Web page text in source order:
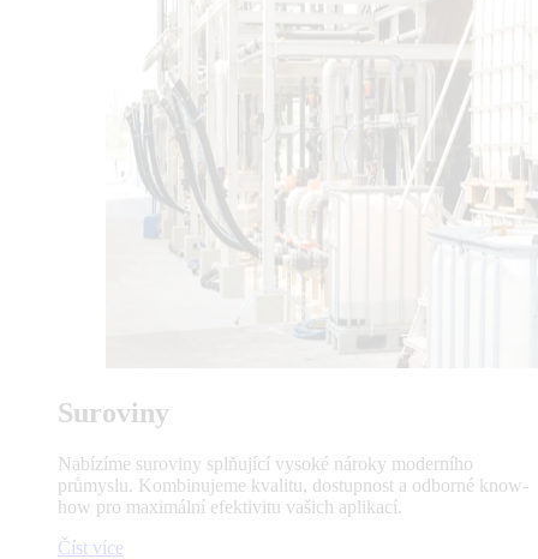
Suroviny
Nabízíme suroviny splňující vysoké nároky moderního
průmyslu. Kombinujeme kvalitu, dostupnost a odborné know-
how pro maximální efektivitu vašich aplikací.
Číst více